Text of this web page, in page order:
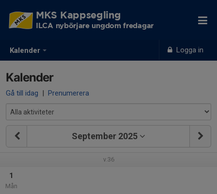
Kalender Logga in
MKS Kappsegling
ILCA nybörjare ungdom fredagar
Kalender
Gå till idag | Prenumerera
September 2025
v.36
1
Mån